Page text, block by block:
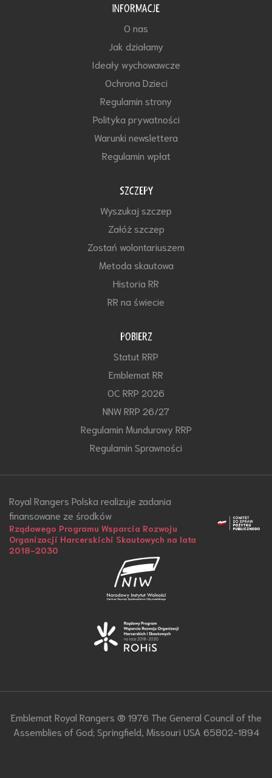
INFORMACJE
O nas
Jak działamy
Ideały wychowawcze
Ochrona Dzieci
Regulamin strony
Polityka prywatności
Warunki newslettera
Regulamin wpłat
SZCZEPY
Wyszukaj szczep
Załóż szczep
Zostań wolontariuszem
Metoda skautowa
Historia RR
RR na świecie
POBIERZ
Statut RRP
Emblemat RR
OC RRP 2026
NNW RRP 26/27
Regulamin Mundurowy RRP
Regulamin Sprawności
Royal Rangers Polska realizuje zadania
finansowane ze środków
Rządowego Programu Wsparcia Rozwoju
Organizacji Harcerskichi Skautowych na lata
2018-2030
Emblemat Royal Rangers ® 1976 The General Council of the
Assemblies of God; Springfield, Missouri USA 65802-1894